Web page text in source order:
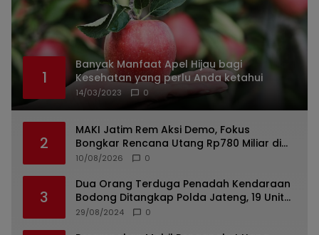
1
Banyak Manfaat Apel Hijau bagi
Kesehatan yang perlu Anda ketahui
14/03/2023 0
2
MAKI Jatim Rem Aksi Demo, Fokus
Bongkar Rencana Utang Rp780 Miliar di
Jember
10/08/2026 0
3
Dua Orang Terduga Penadah Kendaraan
Bodong Ditangkap Polda Jateng, 19 Unit
Roda Empat Diamankan
29/08/2024 0